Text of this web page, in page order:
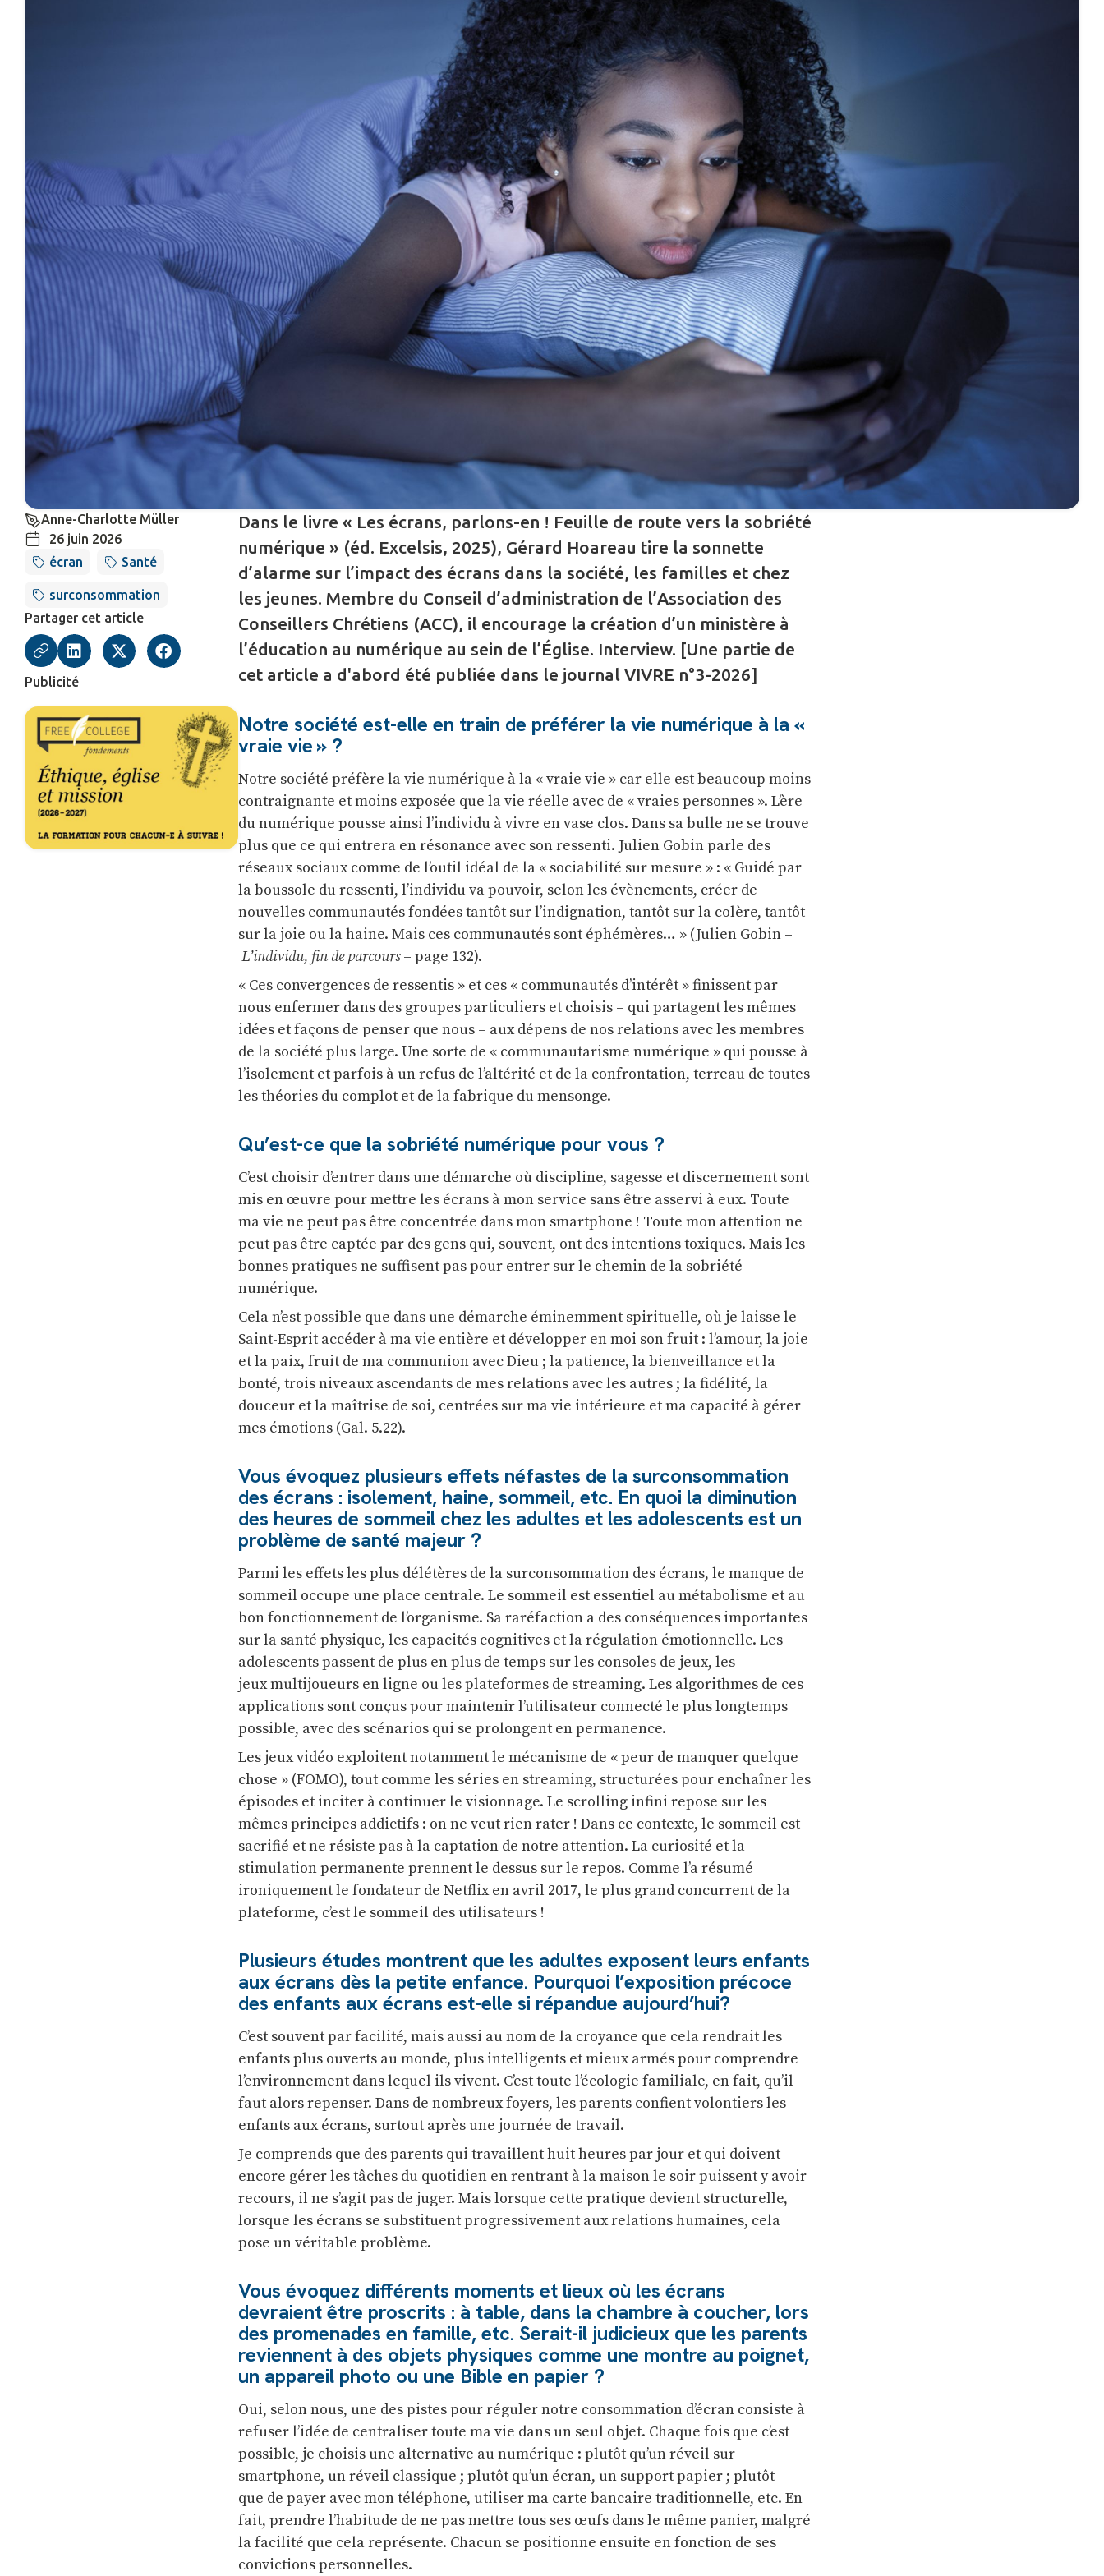
Anne-Charlotte Müller
26 juin 2026
écran
Santé
surconsommation
Partager cet article
Publicité
Dans le livre « Les écrans, parlons-en ! Feuille de route vers la sobriété
numérique » (éd. Excelsis, 2025), Gérard Hoareau tire la sonnette
d’alarme sur l’impact des écrans dans la société, les familles et chez
les jeunes. Membre du Conseil d’administration de l’Association des
Conseillers Chrétiens (ACC), il encourage la création d’un ministère à
l’éducation au numérique au sein de l’Église. Interview. [Une partie de
cet article a d'abord été publiée dans le journal VIVRE n°3-2026]
Notre société est-elle en train de préférer la vie numérique à la «
vraie vie » ?
Notre société préfère la vie numérique à la « vraie vie » car elle est beaucoup moins
contraignante et moins exposée que la vie réelle avec de « vraies personnes ». L’ère
du numérique pousse ainsi l’individu à vivre en vase clos. Dans sa bulle ne se trouve
plus que ce qui entrera en résonance avec son ressenti. Julien Gobin parle des
réseaux sociaux comme de l’outil idéal de la « sociabilité sur mesure » : « Guidé par
la boussole du ressenti, l’individu va pouvoir, selon les évènements, créer de
nouvelles communautés fondées tantôt sur l’indignation, tantôt sur la colère, tantôt
sur la joie ou la haine. Mais ces communautés sont éphémères… » (Julien Gobin –
L’individu, fin de parcours– page 132).
« Ces convergences de ressentis » et ces « communautés d’intérêt » finissent par
nous enfermer dans des groupes particuliers et choisis – qui partagent les mêmes
idées et façons de penser que nous – aux dépens de nos relations avec les membres
de la société plus large. Une sorte de « communautarisme numérique » qui pousse à
l’isolement et parfois à un refus de l’altérité et de la confrontation, terreau de toutes
les théories du complot et de la fabrique du mensonge.
Qu’est-ce que la sobriété numérique pour vous ?
C’est choisir d’entrer dans une démarche où discipline, sagesse et discernement sont
mis en œuvre pour mettre les écrans à mon service sans être asservi à eux. Toute
ma vie ne peut pas être concentrée dans mon smartphone ! Toute mon attention ne
peut pas être captée par des gens qui, souvent, ont des intentions toxiques. Mais les
bonnes pratiques ne suffisent pas pour entrer sur le chemin de la sobriété
numérique.
Cela n’est possible que dans une démarche éminemment spirituelle, où je laisse le
Saint-Esprit accéder à ma vie entière et développer en moi son fruit : l’amour, la joie
et la paix, fruit de ma communion avec Dieu ; la patience, la bienveillance et la
bonté, trois niveaux ascendants de mes relations avec les autres ; la fidélité, la
douceur et la maîtrise de soi, centrées sur ma vie intérieure et ma capacité à gérer
mes émotions (Gal. 5.22).
Vous évoquez plusieurs effets néfastes de la surconsommation
des écrans : isolement, haine, sommeil, etc. En quoi la diminution
des heures de sommeil chez les adultes et les adolescents est un
problème de santé majeur ?
Parmi les effets les plus délétères de la surconsommation des écrans, le manque de
sommeil occupe une place centrale. Le sommeil est essentiel au métabolisme et au
bon fonctionnement de l’organisme. Sa raréfaction a des conséquences importantes
sur la santé physique, les capacités cognitives et la régulation émotionnelle. Les
adolescents passent de plus en plus de temps sur les consoles de jeux, les
jeux multijoueurs en ligne ou les plateformes de streaming. Les algorithmes de ces
applications sont conçus pour maintenir l’utilisateur connecté le plus longtemps
possible, avec des scénarios qui se prolongent en permanence.
Les jeux vidéo exploitent notamment le mécanisme de « peur de manquer quelque
chose » (FOMO), tout comme les séries en streaming, structurées pour enchaîner les
épisodes et inciter à continuer le visionnage. Le scrolling infini repose sur les
mêmes principes addictifs : on ne veut rien rater ! Dans ce contexte, le sommeil est
sacrifié et ne résiste pas à la captation de notre attention. La curiosité et la
stimulation permanente prennent le dessus sur le repos. Comme l’a résumé
ironiquement le fondateur de Netflix en avril 2017, le plus grand concurrent de la
plateforme, c’est le sommeil des utilisateurs !
Plusieurs études montrent que les adultes exposent leurs enfants
aux écrans dès la petite enfance. Pourquoi l’exposition précoce
des enfants aux écrans est-elle si répandue aujourd’hui?
C’est souvent par facilité, mais aussi au nom de la croyance que cela rendrait les
enfants plus ouverts au monde, plus intelligents et mieux armés pour comprendre
l’environnement dans lequel ils vivent. C’est toute l’écologie familiale, en fait, qu’il
faut alors repenser. Dans de nombreux foyers, les parents confient volontiers les
enfants aux écrans, surtout après une journée de travail.
Je comprends que des parents qui travaillent huit heures par jour et qui doivent
encore gérer les tâches du quotidien en rentrant à la maison le soir puissent y avoir
recours, il ne s’agit pas de juger. Mais lorsque cette pratique devient structurelle,
lorsque les écrans se substituent progressivement aux relations humaines, cela
pose un véritable problème.
Vous évoquez différents moments et lieux où les écrans
devraient être proscrits : à table, dans la chambre à coucher, lors
des promenades en famille, etc. Serait-il judicieux que les parents
reviennent à des objets physiques comme une montre au poignet,
un appareil photo ou une Bible en papier ?
Oui, selon nous, une des pistes pour réguler notre consommation d’écran consiste à
refuser l’idée de centraliser toute ma vie dans un seul objet. Chaque fois que c’est
possible, je choisis une alternative au numérique : plutôt qu’un réveil sur
smartphone, un réveil classique ; plutôt qu’un écran, un support papier ; plutôt
que de payer avec mon téléphone, utiliser ma carte bancaire traditionnelle, etc. En
fait, prendre l’habitude de ne pas mettre tous ses œufs dans le même panier, malgré
la facilité que cela représente. Chacun se positionne ensuite en fonction de ses
convictions personnelles.